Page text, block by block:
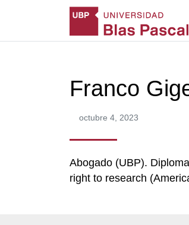
Franco
octubre 4, 2023
Abogado (UBP).
right to research